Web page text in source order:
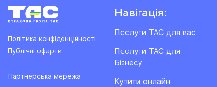
Політика конфіденційності
Публічні оферти
Партнерська мережа
Навігація:
Послуги ТАС для вас
Послуги ТАС для
Бізнесу
Купити онлайн